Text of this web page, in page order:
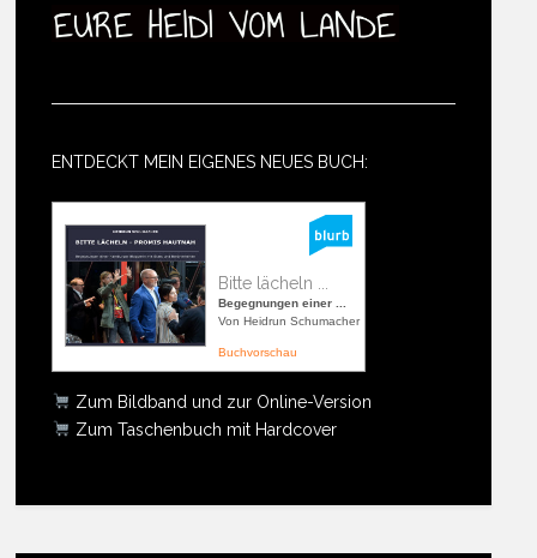
ENTDECKT MEIN EIGENES NEUES BUCH:
Bitte lächeln ...
Begegnungen einer ...
Von Heidrun Schumacher
Buchvorschau
Zum Bildband und zur Online-Version
Zum Taschenbuch mit Hardcover